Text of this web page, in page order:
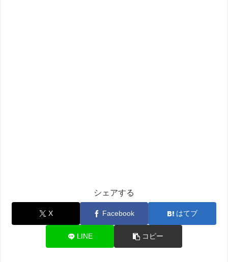
シェアする
X Facebook はてブ
LINE コピー